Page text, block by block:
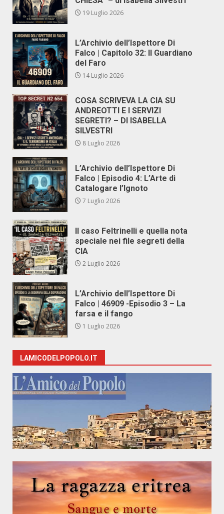
19 Luglio 2026
L’Archivio dell’Ispettore Di
Falco | Capitolo 32: Il Guardiano
del Faro
14 Luglio 2026
COSA SCRIVEVA LA CIA SU
ANDREOTTI E I SERVIZI
SEGRETI? – DI ISABELLA
SILVESTRI
8 Luglio 2026
L’Archivio dell’Ispettore Di
Falco | Episodio 4: L’Arte di
Catalogare l’Ignoto
7 Luglio 2026
Il caso Feltrinelli e quella nota
speciale nei file segreti della
CIA
2 Luglio 2026
L’Archivio dell’Ispettore Di
Falco | 46909 -Episodio 3 – La
farsa e il fango
1 Luglio 2026
LAMICODELPOPOLO.IT